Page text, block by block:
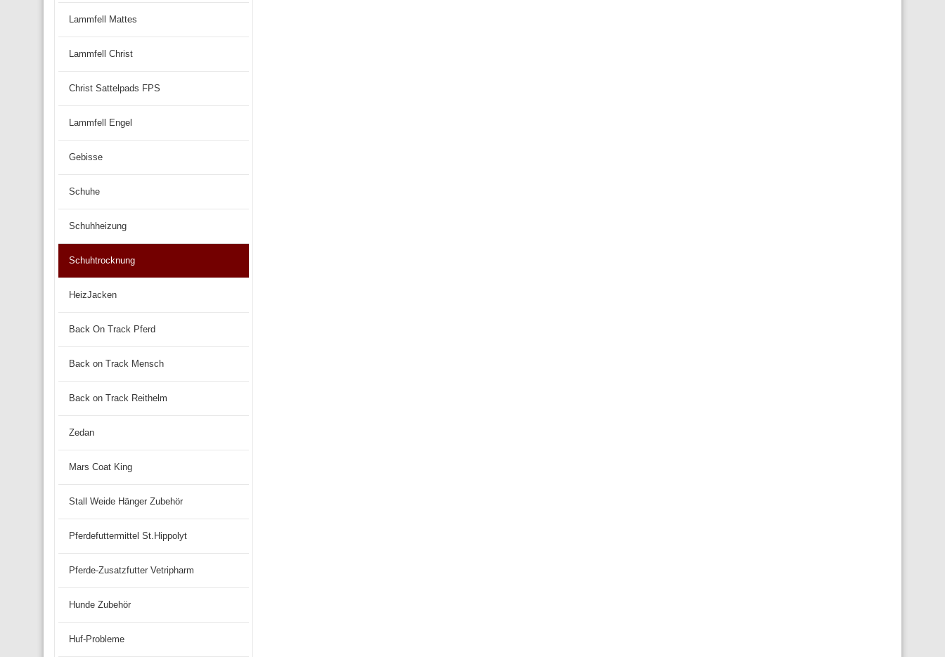
Lammfell Mattes
Lammfell Christ
Christ Sattelpads FPS
Lammfell Engel
Gebisse
Schuhe
Schuhheizung
Schuhtrocknung
HeizJacken
Back On Track Pferd
Back on Track Mensch
Back on Track Reithelm
Zedan
Mars Coat King
Stall Weide Hänger Zubehör
Pferdefuttermittel St.Hippolyt
Pferde-Zusatzfutter Vetripharm
Hunde Zubehör
Huf-Probleme